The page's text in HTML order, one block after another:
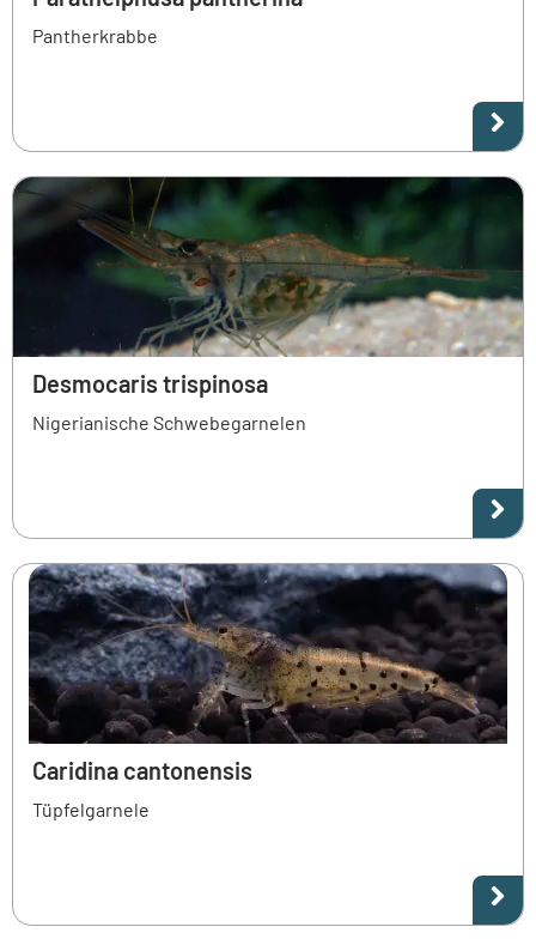
Pantherkrabbe
Desmocaris trispinosa
Nigerianische Schwebegarnelen
Caridina cantonensis
Tüpfelgarnele